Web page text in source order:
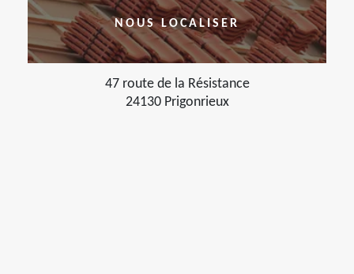
NOUS LOCALISER
47 route de la Résistance
24130 Prigonrieux